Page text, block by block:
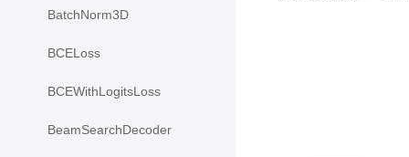
BatchNorm3D
BCELoss
BCEWithLogitsLoss
BeamSearchDecoder